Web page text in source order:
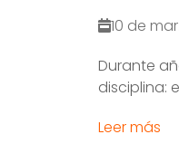
10 de
​Durante
disciplina:
Leer más